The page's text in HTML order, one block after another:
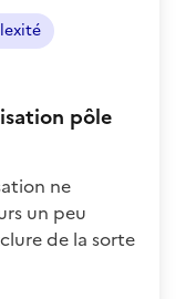
pôle
ne
un peu
de la sorte